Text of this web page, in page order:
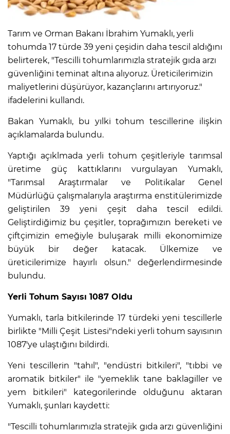
​Tarım ve Orman Bakanı İbrahim Yumaklı, yerli
tohumda 17 türde 39 yeni çeşidin daha tescil aldığını
belirterek, "Tescilli tohumlarımızla stratejik gıda arzı
güvenliğini teminat altına alıyoruz. Üreticilerimizin
maliyetlerini düşürüyor, kazançlarını artırıyoruz."
ifadelerini kullandı.
Bakan Yumaklı, bu yılki tohum tescillerine ilişkin
açıklamalarda bulundu.
Yaptığı açıklmada yerli tohum çeşitleriyle tarımsal
üretime güç kattıklarını vurgulayan Yumaklı,
"Tarımsal Araştırmalar ve Politikalar Genel
Müdürlüğü çalışmalarıyla araştırma enstitülerimizde
geliştirilen 39 yeni çeşit daha tescil edildi.
Geliştirdiğimiz bu çeşitler, toprağımızın bereketi ve
çiftçimizin emeğiyle buluşarak milli ekonomimize
büyük bir değer katacak. Ülkemize ve
üreticilerimize hayırlı olsun." değerlendirmesinde
bulundu.
Yerli Tohum Sayısı 1087 Oldu
Yumaklı, tarla bitkilerinde 17 türdeki yeni tescillerle
birlikte "Milli Çeşit Listesi"ndeki yerli tohum sayısının
1087'ye ulaştığını bildirdi.
Yeni tescillerin "tahıl", "endüstri bitkileri", "tıbbi ve
aromatik bitkiler" ile "yemeklik tane baklagiller ve
yem bitkileri" kategorilerinde olduğunu aktaran
Yumaklı, şunları kaydetti:
"Tescilli tohumlarımızla stratejik gıda arzı güvenliğini